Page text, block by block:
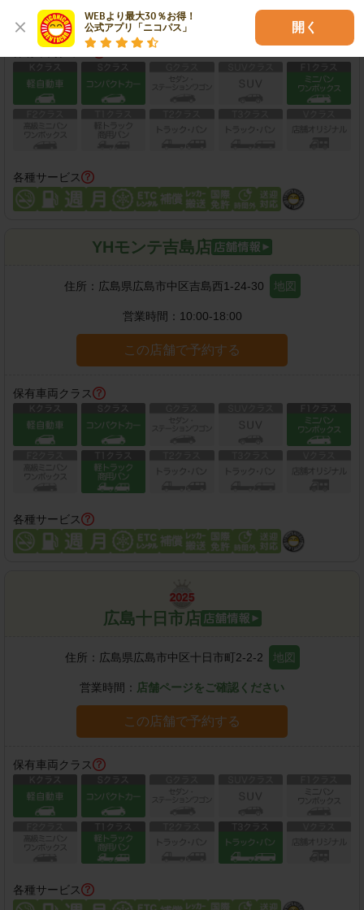
WEBより最大30％お得！
公式アプリ「ニコパス」
開く
この店舗で予約する
保有車両クラス
各種サービス
YHモンテ吉島店
住所： 広島県広島市中区吉島西1-24-30 地図
営業時間： 10:00-18:00
この店舗で予約する
保有車両クラス
各種サービス
広島十日市店
住所： 広島県広島市中区十日市町2-2-2 地図
営業時間： 店舗ページをご確認ください
この店舗で予約する
保有車両クラス
各種サービス